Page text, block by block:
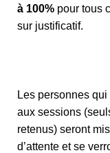
à 100% pour tous
sur justificatif.
Les personnes
aux sessions
retenus) seront
d’attente et se